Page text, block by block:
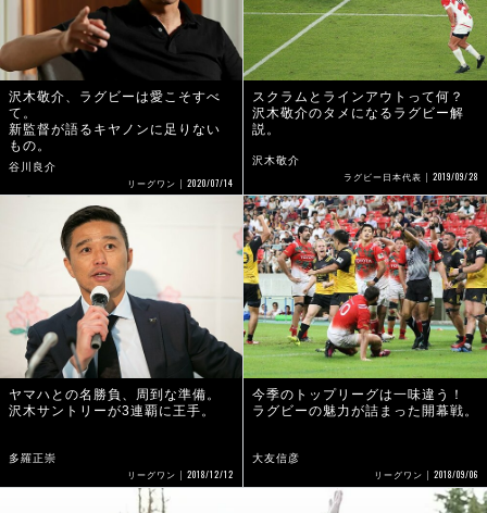
沢木敬介、ラグビーは愛こそすべ
て。
新監督が語るキヤノンに足りない
もの。
谷川良介
リーグワン 2020/07/14
スクラムとラインアウトって何？
沢木敬介のタメになるラグビー解
説。
沢木敬介
ラグビー日本代表 2019/09/28
ヤマハとの名勝負、周到な準備。
沢木サントリーが3連覇に王手。
多羅正崇
リーグワン 2018/12/12
今季のトップリーグは一味違う！
ラグビーの魅力が詰まった開幕戦。
大友信彦
リーグワン 2018/09/06